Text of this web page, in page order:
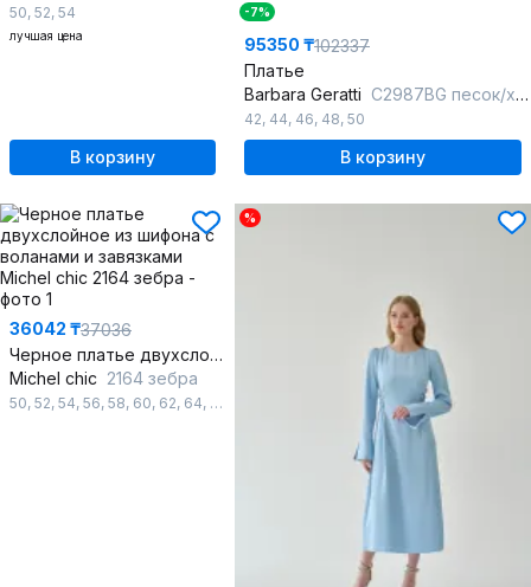
50, 52, 54
лучшая цена
В корзину
-7%
95350 ₸102337
Платье
Barbara Geratti С2987BG песок/хаки
42, 44, 46, 48, 50
В корзину
36042 ₸37036
Черное платье двухслойное из шифона с воланами и завязками
Michel chic 2164 зебра
50, 52, 54, 56, 58, 60, 62, 64, 66
%